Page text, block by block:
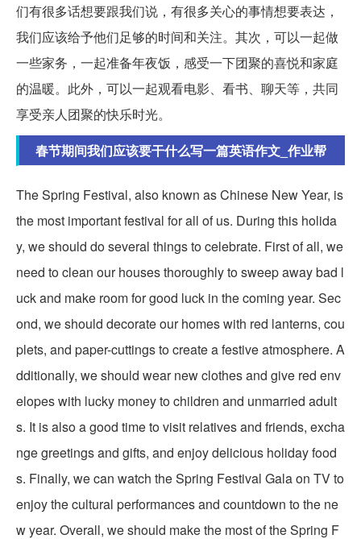
们有很多话想要跟我们说，有很多关心的事情想要表达，
我们应该给予他们足够的时间和关注。其次，可以一起做
一些家务，一起准备年夜饭，感受一下团聚的喜悦和家庭
的温暖。此外，可以一起观看电影、看书、聊天等，共同
享受亲人团聚的快乐时光。
春节期间我们应该要干什么写一篇英语作文_作业帮
The Spring Festival, also known as Chinese New Year, is
the most important festival for all of us. During this holida
y, we should do several things to celebrate. First of all, we
need to clean our houses thoroughly to sweep away bad l
uck and make room for good luck in the coming year. Sec
ond, we should decorate our homes with red lanterns, cou
plets, and paper-cuttings to create a festive atmosphere. A
dditionally, we should wear new clothes and give red env
elopes with lucky money to children and unmarried adult
s. It is also a good time to visit relatives and friends, excha
nge greetings and gifts, and enjoy delicious holiday food
s. Finally, we can watch the Spring Festival Gala on TV to
enjoy the cultural performances and countdown to the ne
w year. Overall, we should make the most of the Spring F